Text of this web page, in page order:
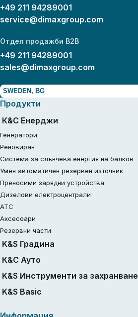
+49 211 94289001
service@dimaxgroup.com
Отдел продажби B2B
+49 211 94289001
sales@dimaxgroup.com
SWEDEN, BG
Продукти
К&С Енерджи
Генератори
Реновиран
Система за слънчева енергия на балкон
Умен автоматичен резервен източник
Преносими зарядни устройства
Дизелови електроцентрали
АТС
Аксесоари
Резервни части
K&S Градина
Унифицирана батерийна система
Верижни триони
К&С Ауто
Въздушни компресори
K&S Инструменти за захранване
Електроинструменти
K&S Basic